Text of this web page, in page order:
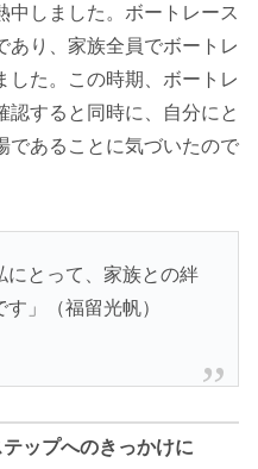
中しました。ボートレース
あり、家族全員でボートレ
した。この時期、ボートレ
認すると同時に、自分にと
であることに気づいたので
にとって、家族との絆
」（福留光帆）
ップへのきっかけに